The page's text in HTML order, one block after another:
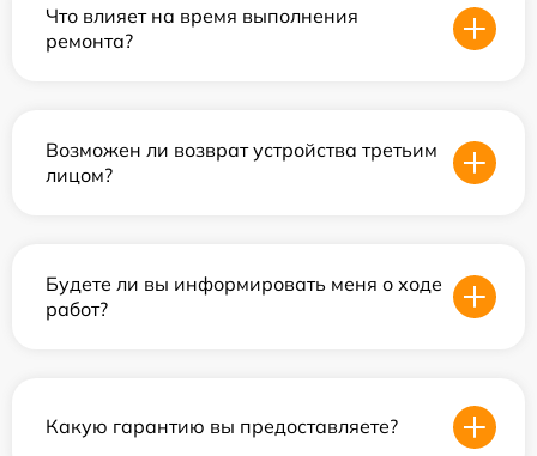
Что влияет на время выполнения
ремонта?
Возможен ли возврат устройства третьим
лицом?
Будете ли вы информировать меня о ходе
работ?
Какую гарантию вы предоставляете?